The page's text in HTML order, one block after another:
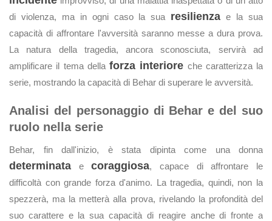
di violenza, ma in ogni caso la sua resilienza e la sua
capacità di affrontare l'avversità saranno messe a dura prova.
La natura della tragedia, ancora sconosciuta, servirà ad
amplificare il tema della forza interiore che caratterizza la
serie, mostrando la capacità di Behar di superare le avversità.
Analisi del personaggio di Behar e del suo
ruolo nella serie
Behar, fin dall'inizio, è stata dipinta come una donna
determinata ecoraggiosa, capace di affrontare le
difficoltà con grande forza d'animo. La tragedia, quindi, non la
spezzerà, ma la metterà alla prova, rivelando la profondità del
suo carattere e la sua capacità di reagire anche di fronte a